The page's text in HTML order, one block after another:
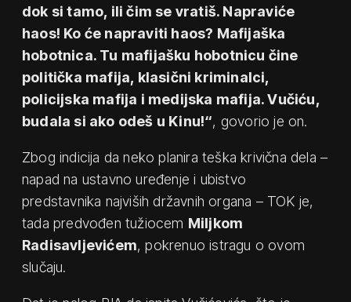
dok si tamo, ili čim se vratiš. Napraviće
haos! Ko će napraviti haos? Mafijaška
hobotnica. Tu mafijašku hobotnicu čine
politička mafija, klasični kriminalci,
policijska mafija i medijska mafija. Vučiću,
budala si ako odeš u Kinu!“, govorio je on.
Zbog indicija da neko planira teška krivična dela –
napad na ustavno uređenje i ubistvo
predstavnika najviših državnih organa – TOK je,
tada predvođen tužiocem Miljkom
Radisavljevićem, pokrenuo istragu o ovom
slučaju.